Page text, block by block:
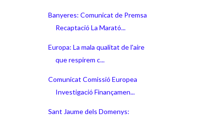
Banyeres: Comunicat de Premsa
Recaptació La Marató...
Europa: La mala qualitat de l'aire
que respirem c...
Comunicat Comissió Europea
Investigació Finançamen...
Sant Jaume dels Domenys: